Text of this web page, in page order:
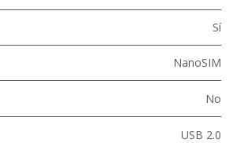
Sí
NanoSIM
No
USB 2.0